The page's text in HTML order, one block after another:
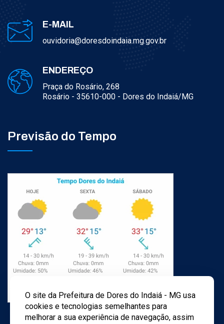
E-MAIL
ouvidoria@doresdoindaia.mg.gov.br
ENDEREÇO
Praça do Rosário, 268
Rosário - 35610-000 - Dores do Indaiá/MG
Previsão do Tempo
O site da Prefeitura de Dores do Indaiá - MG usa
cookies e tecnologias semelhantes para
melhorar a sua experiência de navegação, assim